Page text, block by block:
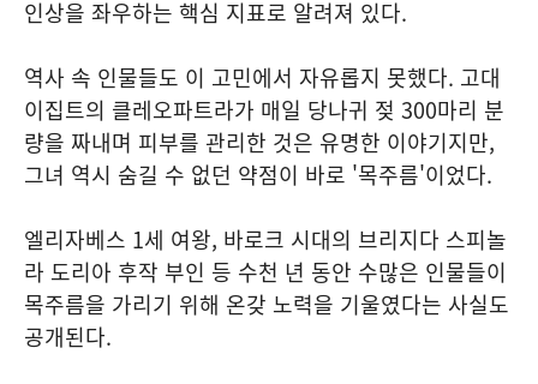
인상을 좌우하는 핵심 지표로 알려져 있다.
역사 속 인물들도 이 고민에서 자유롭지 못했다. 고대
이집트의 클레오파트라가 매일 당나귀 젖 300마리 분
량을 짜내며 피부를 관리한 것은 유명한 이야기지만,
그녀 역시 숨길 수 없던 약점이 바로 '목주름'이었다.
엘리자베스 1세 여왕, 바로크 시대의 브리지다 스피놀
라 도리아 후작 부인 등 수천 년 동안 수많은 인물들이
목주름을 가리기 위해 온갖 노력을 기울였다는 사실도
공개된다.